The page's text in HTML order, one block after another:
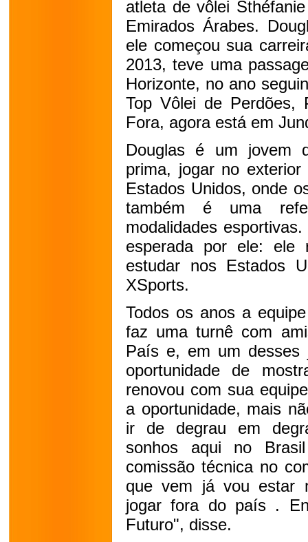
atleta de vôlei
Emirados Árabes.
ele começou sua
2013, teve uma
Horizonte, no ano
Top Vôlei de Perdões,
Fora, agora está em
Douglas é um jovem
prima, jogar no
Estados Unidos, onde
também é uma
modalidades
esperada por ele: ele
estudar nos Estados
XSports.
Todos os anos a
faz uma turnê com
País e, em um desses
oportunidade de
renovou com sua
a oportunidade, mais
ir de degrau em
sonhos aqui no
comissão técnica no
que vem já vou estar
jogar fora do país .
Futuro", disse.